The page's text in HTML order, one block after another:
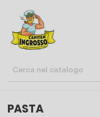
PASTA